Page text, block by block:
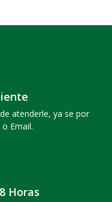
atenderle, ya se por
Email.
Horas